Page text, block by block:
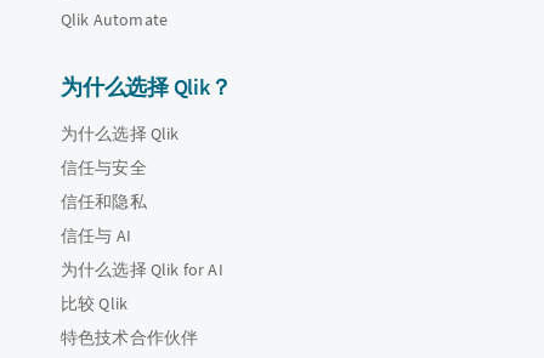
Qlik Automate
为什么选择 Qlik？
为什么选择 Qlik
信任与安全
信任和隐私
信任与 AI
为什么选择 Qlik for AI
比较 Qlik
特色技术合作伙伴